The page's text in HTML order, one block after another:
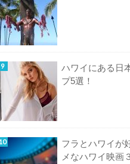
ハワイにある日
プ5選！
フラとハワイが
メなハワイ映画